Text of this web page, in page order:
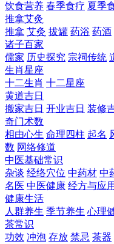
饮食营养 春季食疗 夏季
推拿艾灸
推拿 艾灸 拔罐 药浴 药酒
诸子百家
儒家 历史探究 宗祠传统
生肖星座
十二生肖 十二星座
黄道吉日
搬家吉日 开业吉日 装修
奇门术数
相由心生 命理四柱 起名
数 网络修道
中医基础常识
杂谈 经络穴位 中药材 中
名医 中医健康 经方与应用
健康生活
人群养生 季节养生 心理
茶常识
功效 冲泡 存放 禁忌 茶器